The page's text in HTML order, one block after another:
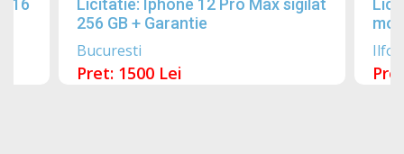
Licitatie: Iphone 12 Pro Max sigilat
256 GB + Garantie
Bucuresti
Pret: 1500 Lei
Ilfov